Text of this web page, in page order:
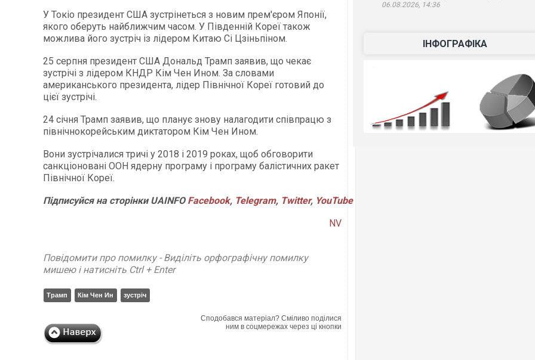
У Токіо президент США зустрінеться з новим прем'єром Японії,
якого оберуть найближчим часом. У Південній Кореї також
можлива його зустріч із лідером Китаю Сі Цзіньпіном.
25 серпня президент США Дональд Трамп заявив, що чекає
зустрічі з лідером КНДР Кім Чен Ином. За словами
американського президента, лідер Північної Кореї готовий до
цієї зустрічі.
24 січня Трамп заявив, що планує знову налагодити співпрацю з
північнокорейським диктатором Кім Чен Ином.
Вони зустрічалися тричі у 2018 і 2019 роках, щоб обговорити
санкціоновані ООН ядерну програму і програму балістичних ракет
Північної Кореї.
ПідписуйсянасторінкиUAINFO Facebook, Telegram, Twitter, YouTube
NV
Повідомити про помилку - Виділіть орфографічну помилку
мишею і натисніть Ctrl + Enter
Трамп Кім Чен Ин зустріч
Сподобався матеріал? Сміливо поділися
ним в соцмережах через ці кнопки
06.08.2026, 14:36
ІНФОГРАФІКА